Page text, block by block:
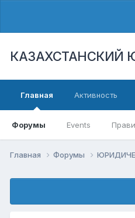
КАЗАХСТАНСКИЙ
Главная
Форумы Events
Активность
Главная Форумы